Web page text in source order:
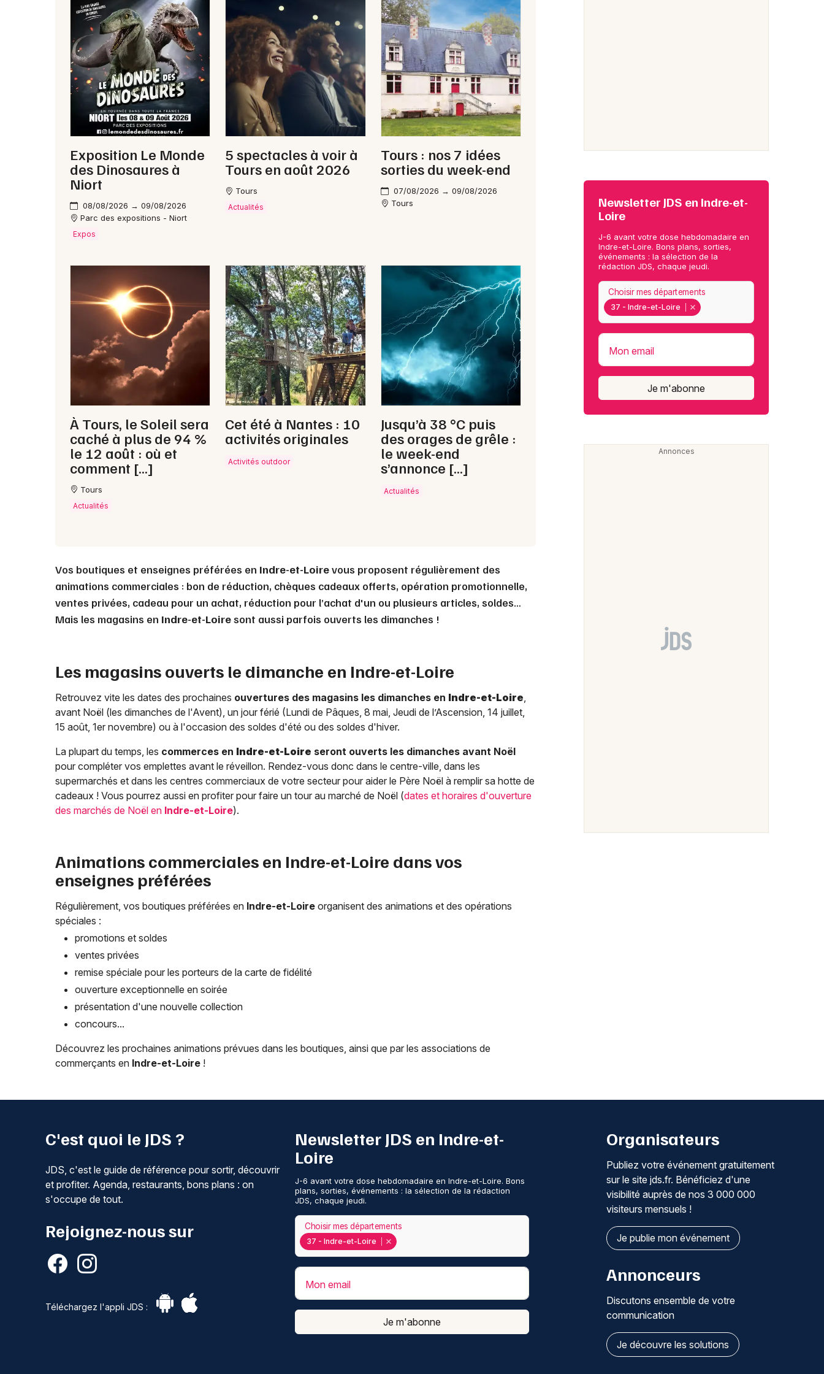
Newsletter des sorties
Artistes en tournée
Actus en Indre-et-Loire
Magazine en Indre-et-Loire
37 - Indre-et-Loire
Choisir mes départements
Mon email
Je m'abonne
Exposition Le Monde
des Dinosaures à
Niort
08/08/2026 → 09/08/2026
Parc des expositions - Niort
Expos
5 spectacles à voir à
Tours en août 2026
Tours
Actualités
Tours : nos 7 idées
sorties du week-end
07/08/2026 → 09/08/2026
Tours
À Tours, le Soleil sera
caché à plus de 94 %
le 12 août : où et
comment […]
Tours
Actualités
Cet été à Nantes : 10
activités originales
Activités outdoor
Jusqu’à 38 °C puis
des orages de grêle :
le week-end
s’annonce […]
Actualités
Vos boutiques et enseignes préférées en Indre-et-Loirevous proposent régulièrement des
animations commerciales : bon de réduction, chèques cadeaux offerts, opération promotionnelle,
ventes privées, cadeau pour un achat, réduction pour l’achat d'un ou plusieurs articles, soldes…
Mais les magasins en Indre-et-Loiresont aussi parfois ouverts les dimanches !
Les magasins ouverts le dimanche en Indre-et-Loire
Retrouvez vite les dates des prochaines ouvertures des magasins les dimanches en Indre-et-Loire
avant Noël (les dimanches de l'Avent), un jour férié (Lundi de Pâques, 8 mai, Jeudi de l’Ascension, 14 juillet,
15 août, 1er novembre) ou à l'occasion des soldes d'été ou des soldes d'hiver.
La plupart du temps, les commerces en Indre-et-Loire seront ouverts les dimanches avant Noël
pour compléter vos emplettes avant le réveillon. Rendez-vous donc dans le centre-ville, dans les
supermarchés et dans les centres commerciaux de votre secteur pour aider le Père Noël à remplir sa hotte de
cadeaux ! Vous pourrez aussi en profiter pour faire un tour au marché de Noël (dates et horaires d'ouverture
des marchés de Noël en Indre-et-Loire).
Animations commerciales en Indre-et-Loire dans vos
enseignes préférées
Régulièrement, vos boutiques préférées en Indre-et-Loire organisent des animations et des opérations
spéciales :
promotions et soldes
ventes privées
remise spéciale pour les porteurs de la carte de fidélité
ouverture exceptionnelle en soirée
présentation d'une nouvelle collection
concours...
Découvrez les prochaines animations prévues dans les boutiques, ainsi que par les associations de
commerçants en Indre-et-Loire !
Newsletter JDS en Indre-et-
Loire
J-6 avant votre dose hebdomadaire en
Indre-et-Loire. Bons plans, sorties,
événements : la sélection de la
rédaction JDS, chaque jeudi.
37 - Indre-et-Loire
Choisir mes départements
Mon email
Je m'abonne
C'est quoi le JDS ?
JDS, c'est le guide de référence pour sortir, découvrir
et profiter. Agenda, restaurants, bons plans : on
s'occupe de tout.
Rejoignez-nous sur
Téléchargez l'appli JDS :
Newsletter JDS en Indre-et-
Loire
J-6 avant votre dose hebdomadaire en Indre-et-Loire. Bons
plans, sorties, événements : la sélection de la rédaction
JDS, chaque jeudi.
37 - Indre-et-Loire
Choisir mes départements
Mon email
Je m'abonne
Organisateurs
Publiez votre événement gratuitement
sur le site jds.fr. Bénéficiez d'une
visibilité auprès de nos 3 000 000
visiteurs mensuels !
Je publie mon événement
Annonceurs
Discutons ensemble de votre
communication
Je découvre les solutions